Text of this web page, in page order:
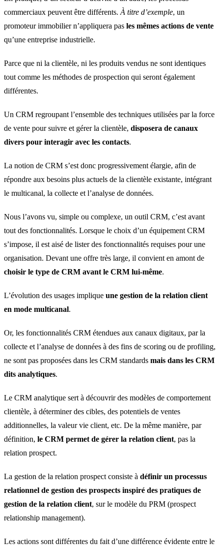
commerciaux peuvent être différents. À titre d’exemple, un
promoteur immobilier n’appliquera pas les mêmes actions de vente
qu’une entreprise industrielle.
Parce que ni la clientèle, ni les produits vendus ne sont identiques
tout comme les méthodes de prospection qui seront également
différentes.
Un CRM regroupant l’ensemble des techniques utilisées par la force
de vente pour suivre et gérer la clientèle, disposera de canaux
divers pour interagir avec les contacts.
La notion de CRM s’est donc progressivement élargie, afin de
répondre aux besoins plus actuels de la clientèle existante, intégrant
le multicanal, la collecte et l’analyse de données.
Nous l’avons vu, simple ou complexe, un outil CRM, c’est avant
tout des fonctionnalités. Lorsque le choix d’un équipement CRM
s’impose, il est aisé de lister des fonctionnalités requises pour une
organisation. Devant une offre très large, il convient en amont de
choisir le type de CRM avant le CRM lui-même.
L’évolution des usages implique une gestion de la relation client
en mode multicanal.
Or, les fonctionnalités CRM étendues aux canaux digitaux, par la
collecte et l’analyse de données à des fins de scoring ou de profiling,
ne sont pas proposées dans les CRM standards mais dans les CRM
dits analytiques.
Le CRM analytique sert à découvrir des modèles de comportement
clientèle, à déterminer des cibles, des potentiels de ventes
additionnelles, la valeur vie client, etc. De la même manière, par
définition, le CRM permet de gérer la relation client, pas la
relation prospect.
La gestion de la relation prospect consiste à définir un processus
relationnel de gestion des prospects inspiré des pratiques de
gestion de la relation client, sur le modèle du PRM (prospect
relationship management).
Les actions sont différentes du fait d’une différence évidente entre le